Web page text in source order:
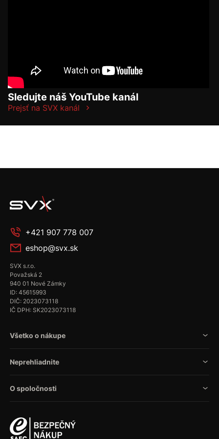
Sledujte náš YouTube kanál
Prejsť na SVX kanál
+421 907 778 007
eshop@svx.sk
SVX s.r.o.
Považská 2
940 01 Nové Zámky
ID: 45615993
DIČ: 2023073118
IČ DPH: SK2023073118
Všetko o nákupe
Neprehliadnite
O spoločnosti